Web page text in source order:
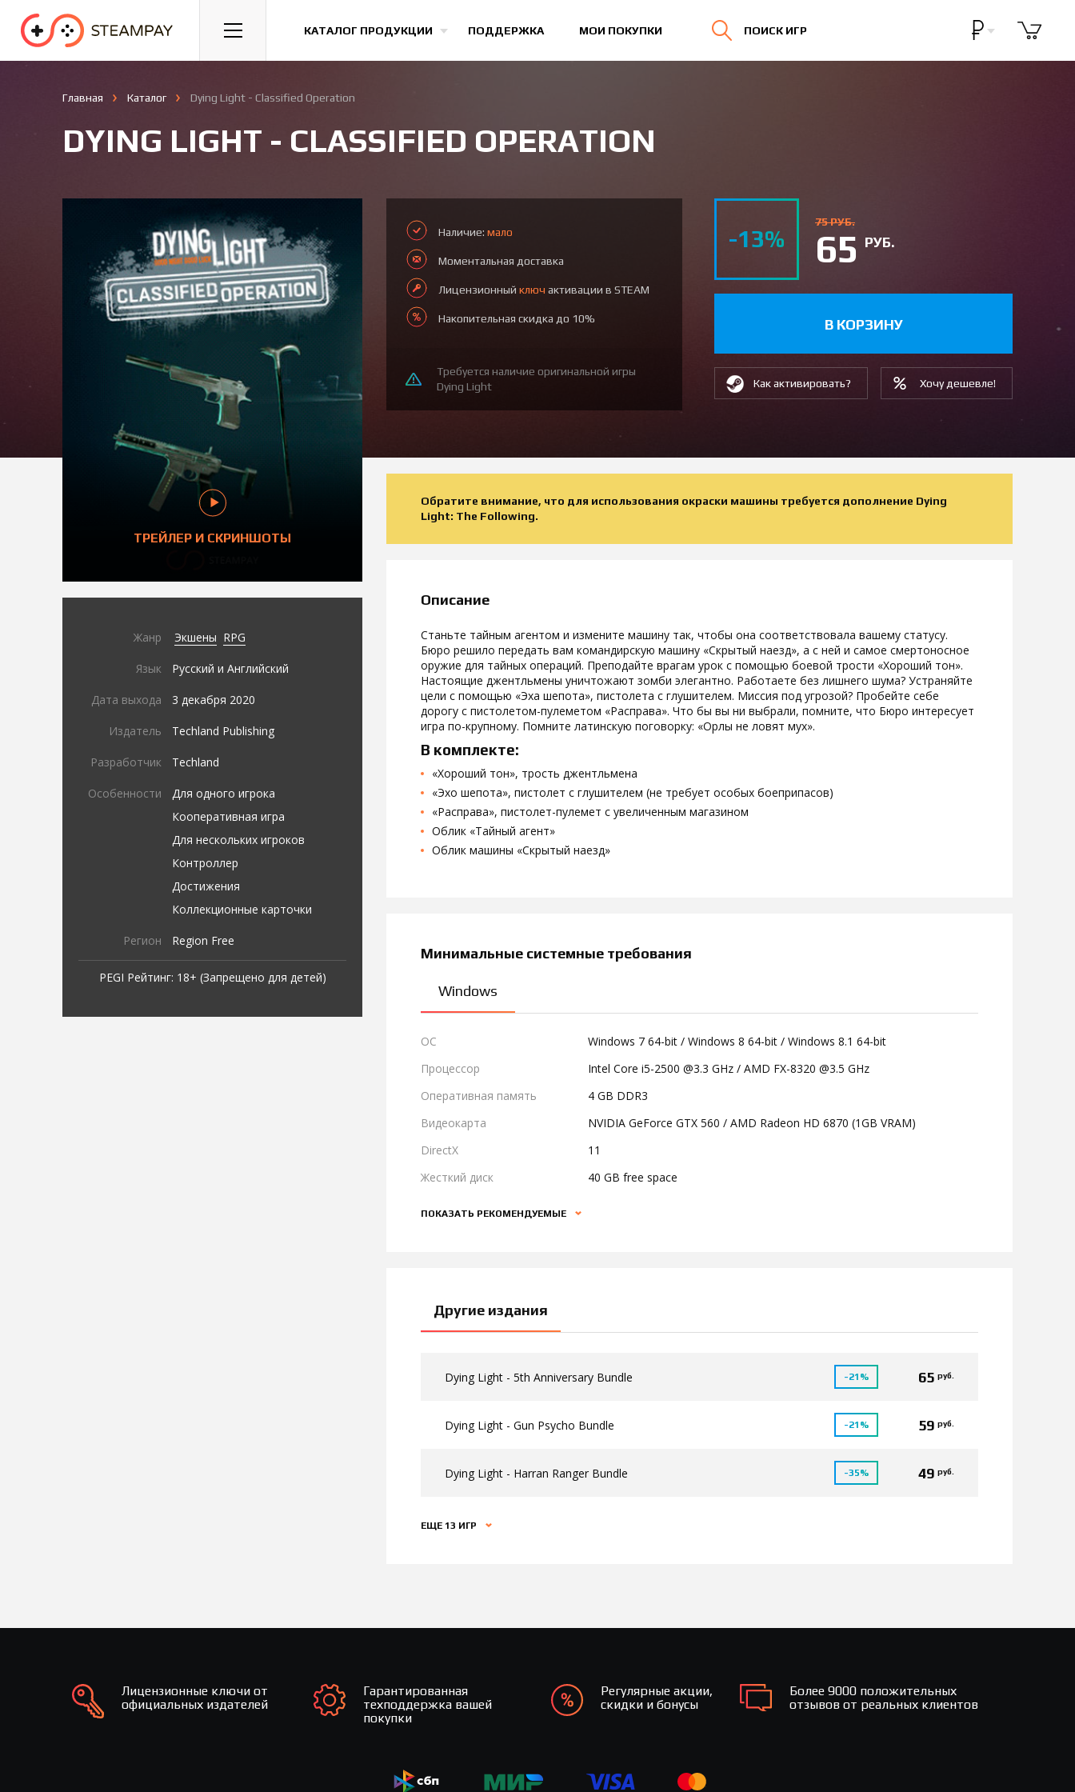
КАТАЛОГ ПРОДУКЦИИ ПОДДЕРЖКА МОИ ПОКУПКИ ПОИСК ИГР
Спорт Гонки Казуальные Все игры
Главная Каталог Dying Light - Classified Operation
DYING LIGHT - CLASSIFIED OPERATION
ТРЕЙЛЕР И СКРИНШОТЫ
Жанр Экшены RPG
Язык Русский и Английский
Дата выхода 3 декабря 2020
Издатель Techland Publishing
Разработчик Techland
Особенности
Для одного игрока
Кооперативная игра
Для нескольких игроков
Контроллер
Достижения
Коллекционные карточки
Регион Region Free
PEGI Рейтинг: 18+ (Запрещено для детей)
Наличие: мало
Моментальная доставка
Лицензионный ключ активации в STEAM
Накопительная скидка до 10%
Требуется наличие оригинальной игры
Dying Light
-13%
75 РУБ.
65РУБ.
В КОРЗИНУ
Как активировать? Хочу дешевле!
Обратите внимание, что для использования окраски машины требуется дополнение Dying
Light: The Following.
Описание
Станьте тайным агентом и измените машину так, чтобы она соответствовала вашему статусу.
Бюро решило передать вам командирскую машину «Скрытый наезд», а с ней и самое смертоносное
оружие для тайных операций. Преподайте врагам урок с помощью боевой трости «Хороший тон».
Настоящие джентльмены уничтожают зомби элегантно. Работаете без лишнего шума? Устраняйте
цели с помощью «Эха шепота», пистолета с глушителем. Миссия под угрозой? Пробейте себе
дорогу с пистолетом-пулеметом «Расправа». Что бы вы ни выбрали, помните, что Бюро интересует
игра по-крупному. Помните латинскую поговорку: «Орлы не ловят мух».
В комплекте:
«Хороший тон», трость джентльмена
«Эхо шепота», пистолет с глушителем (не требует особых боеприпасов)
«Расправа», пистолет-пулемет с увеличенным магазином
Облик «Тайный агент»
Облик машины «Скрытый наезд»
Минимальные системные требования
Windows
ОС
Windows 7 64-bit / Windows 8 64-bit / Windows 8.1 64-bit
Процессор
Intel Core i5-2500 @3.3 GHz / AMD FX-8320 @3.5 GHz
Оперативная память
4 GB DDR3
Видеокарта
NVIDIA GeForce GTX 560 / AMD Radeon HD 6870 (1GB VRAM)
DirectX
11
Жесткий диск
40 GB free space
ПОКАЗАТЬ РЕКОМЕНДУЕМЫЕ
Другие издания
Dying Light - 5th Anniversary Bundle -21% 65 руб.
Dying Light - Gun Psycho Bundle -21% 59 руб.
Dying Light - Harran Ranger Bundle -35% 49 руб.
ЕЩЕ 13 ИГР
Лицензионные ключи от
официальных издателей
Гарантированная
техподдержка вашей
покупки
Регулярные акции,
скидки и бонусы
Более 9000 положительных
отзывов от реальных клиентов